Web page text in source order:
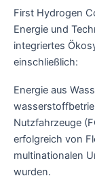
First Hydrogen
Energie und
integriertes
einschließlich:
Energie aus
Nutzfahrzeuge
erfolgreich von
multinationalen
wurden.